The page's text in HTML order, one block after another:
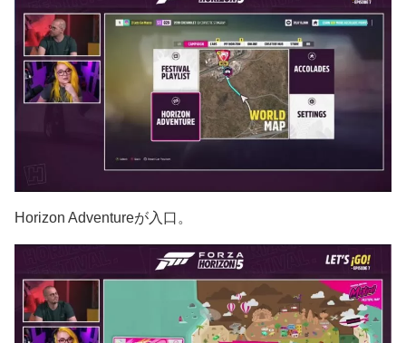
Horizon Adventureが入口。